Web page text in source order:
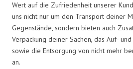
Wert auf die Zufriedenheit unserer
uns nicht nur um den Transport deiner
Gegenstände, sondern bieten auch
Verpackung deiner Sachen, das Auf-
sowie die Entsorgung von nicht mehr
an.